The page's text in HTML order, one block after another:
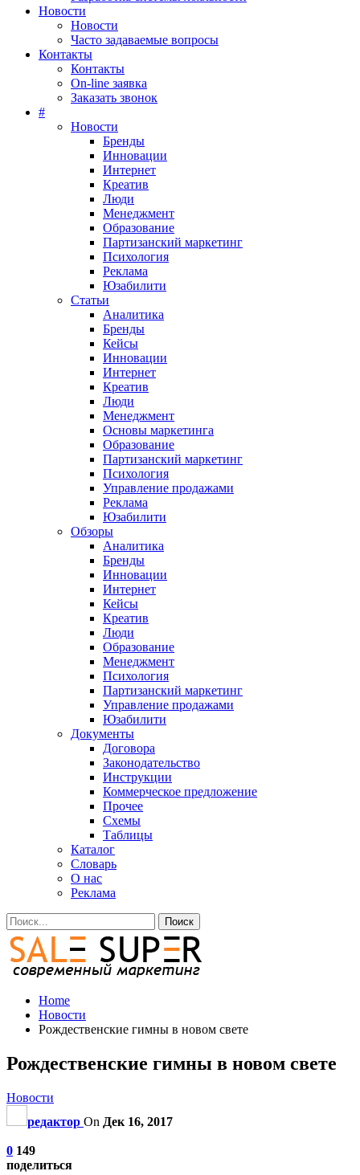
Новости
Новости
Часто задаваемые вопросы
Контакты
Контакты
On-line заявка
Заказать звонок
#
Новости
Бренды
Инновации
Интернет
Креатив
Люди
Менеджмент
Образование
Партизанский маркетинг
Психология
Реклама
Юзабилити
Статьи
Аналитика
Бренды
Кейсы
Инновации
Интернет
Креатив
Люди
Менеджмент
Основы маркетинга
Образование
Партизанский маркетинг
Психология
Управление продажами
Реклама
Юзабилити
Обзоры
Аналитика
Бренды
Инновации
Интернет
Кейсы
Креатив
Люди
Образование
Менеджмент
Психология
Партизанский маркетинг
Управление продажами
Юзабилити
Документы
Договора
Законодательство
Инструкции
Коммерческое предложение
Прочее
Схемы
Таблицы
Каталог
Словарь
О нас
Реклама
Home
Новости
Рождественские гимны в новом свете
Рождественские гимны в новом свете
Новости
редактор On Дек 16, 2017
0 149
поделиться